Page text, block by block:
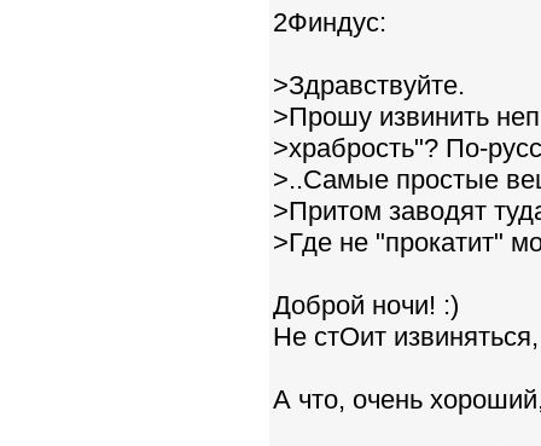
2Финдус:
>Здравствуйте.
>Прошу извинить
>храбрость"? По-
>..Самые простые
>Притом заводят
>Где не "прокатит"
Доброй ночи! :)
Не стОит
А что, очень